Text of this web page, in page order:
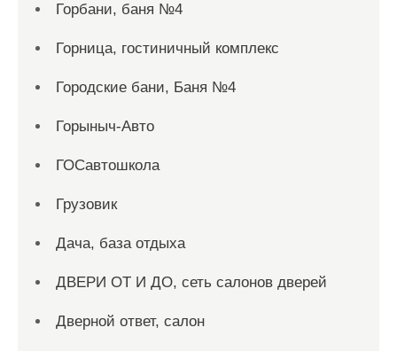
Горбани, баня №4
Горница, гостиничный комплекс
Городские бани, Баня №4
Горыныч-Авто
ГОСавтошкола
Грузовик
Дача, база отдыха
ДВЕРИ ОТ И ДО, сеть салонов дверей
Дверной ответ, салон